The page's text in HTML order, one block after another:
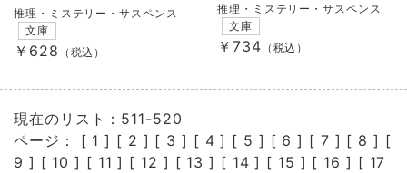
推理・ミステリー・サスペンス
文庫
￥628 （税込）
推理・ミステリー・サスペンス
文庫
￥734 （税込）
現在のリスト：511-520
ページ： [ 1 ] [ 2 ] [ 3 ] [ 4 ] [ 5 ] [ 6 ] [ 7 ] [ 8 ] [
9 ] [ 10 ] [ 11 ] [ 12 ] [ 13 ] [ 14 ] [ 15 ] [ 16 ] [ 17